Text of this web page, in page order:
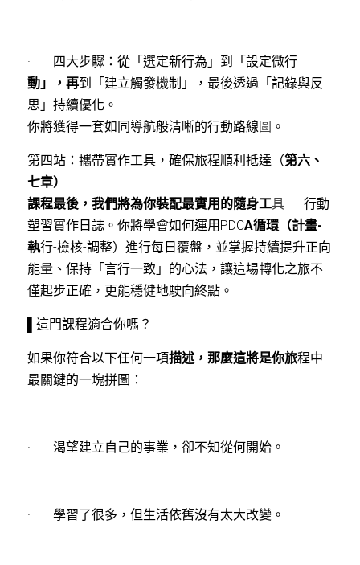
·       四大步驟：從「選定新行為」到「設定微行
動」，再到「建立觸發機制」，最後透過「記錄與反
思」持續優化。
你將獲得一套如同導航般清晰的行動路線圖 。
第四站：攜帶實作工具，確保旅程順利抵達（第六、
七章）
課程最後，我們將為你裝配最實用的隨身工具——行動
塑習實作日誌。你將學會如何運用PDCA循環（計畫-
執行-檢核-調整）進行每日覆盤，並掌握持續提升正向
能量、保持「言行一致」的心法，讓這場轉化之旅不
僅起步正確，更能穩健地駛向終點。
▌這門課程適合你嗎？
如果你符合以下任何一項描述，那麼這將是你旅程中
最關鍵的一塊拼圖：
·       渴望建立自己的事業，卻不知從何開始。
·       學習了很多，但生活依舊沒有太大改變。